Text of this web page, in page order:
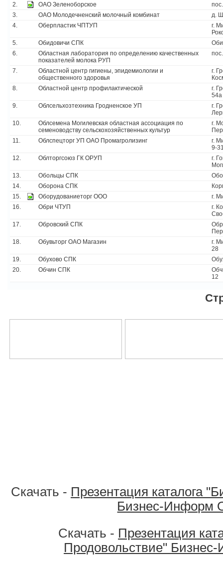
2.
ОАО Зеленоборское
3.
ОАО Молодечненский молочный комбинат
д.
4.
Оберпластик ЧПТУП
г.
5.
Обидовичи СПК
6.
Областная лаборатория по определению качественных
показателей молока РУП
7.
Областной центр гигиены, эпидемиологии и
общественного здоровья
г.
8.
Областной центр профилактической
г.
54а
9.
Облсельхозтехника Гродненское УП
г.
10.
Облсемена Могилевская областная ассоциация по
семеноводству сельскохозяйственных культур
г.
11.
Облспецторг УП ОАО Промагролизинг
г.
9-
12.
Облторгсоюз ГК ОРУП
г.
13.
Обольцы СПК
14.
Оборона СПК
15.
Оборудованиеторг ООО
г.
16.
Обри ЧТУП
г.
17.
Обровский СПК
18.
Обувьторг ОАО Магазин
г.
28
19.
Обухово СПК
20.
Обчин СПК
12
Скачать - Презентация каталога
Бизнес-Информ
Скачать - Презентация
Продовольствие"